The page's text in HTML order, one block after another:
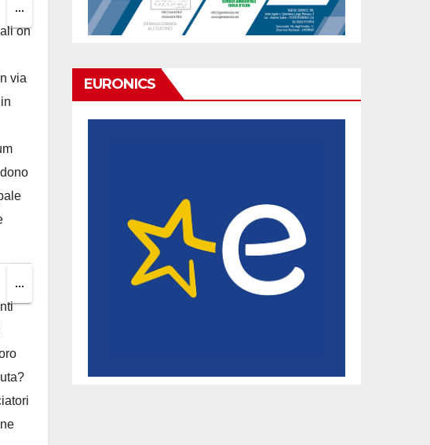
on
via
...
this
...
this
EURONICS